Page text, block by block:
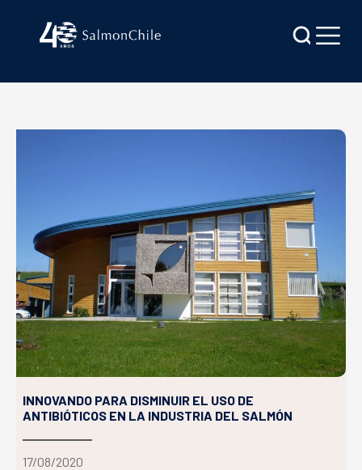
INNOVANDO PARA DISMINUIR EL USO DE
ANTIBIÓTICOS EN LA INDUSTRIA DEL SALMÓN
17/08/2020